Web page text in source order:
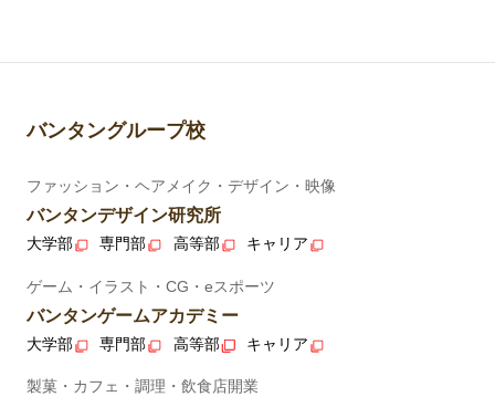
バンタングループ校
ファッション・ヘアメイク・デザイン・映像
バンタンデザイン研究所
大学部 専門部 高等部 キャリア
ゲーム・イラスト・CG・eスポーツ
バンタンゲームアカデミー
大学部 専門部 高等部 キャリア
製菓・カフェ・調理・飲食店開業